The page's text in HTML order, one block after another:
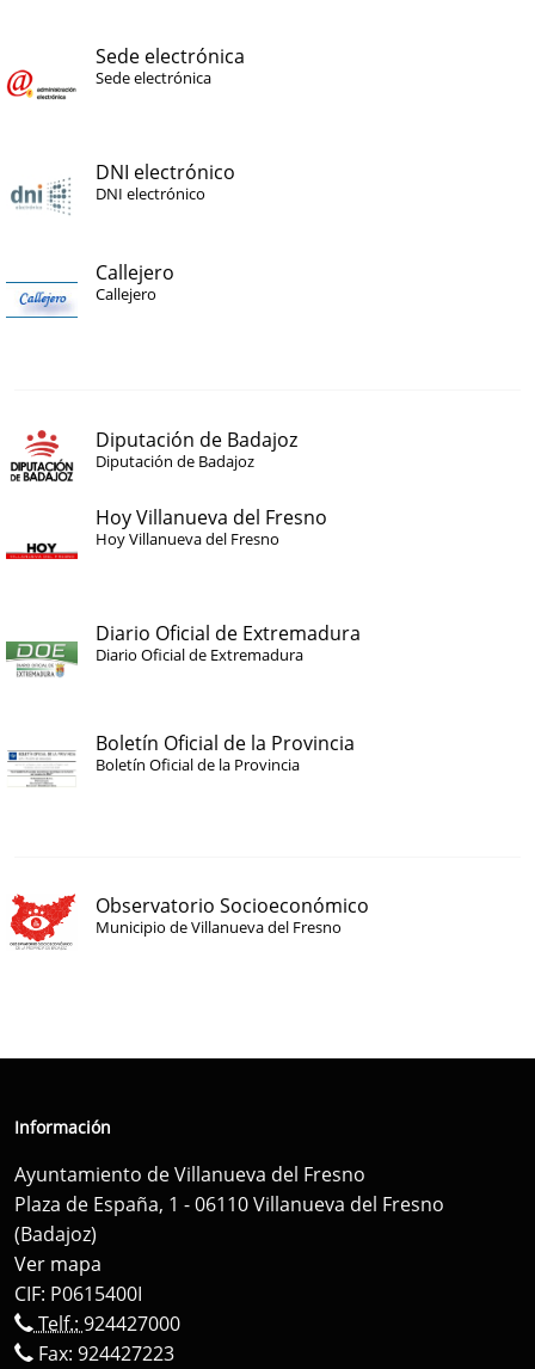
Sede electrónica
Sede electrónica
DNI electrónico
DNI electrónico
Callejero
Callejero
Diputación de Badajoz
Diputación de Badajoz
Hoy Villanueva del Fresno
Hoy Villanueva del Fresno
Diario Oficial de Extremadura
Diario Oficial de Extremadura
Boletín Oficial de la Provincia
Boletín Oficial de la Provincia
Observatorio Socioeconómico
Municipio de Villanueva del Fresno
Información
Ayuntamiento de Villanueva del Fresno
Plaza de España, 1 - 06110 Villanueva del Fresno
(Badajoz)
Ver mapa
CIF: P0615400I
Telf.: 924427000
Fax: 924427223